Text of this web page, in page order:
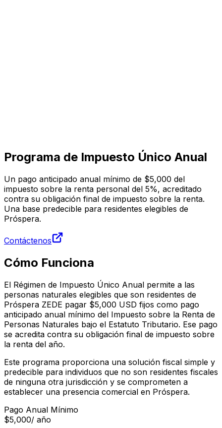
Programa de Impuesto Único Anual
Un pago anticipado anual mínimo de $5,000 del
impuesto sobre la renta personal del 5%, acreditado
contra su obligación final de impuesto sobre la renta.
Una base predecible para residentes elegibles de
Próspera.
Contáctenos
Cómo Funciona
El Régimen de Impuesto Único Anual permite a las
personas naturales elegibles que son residentes de
Próspera ZEDE pagar $5,000 USD fijos como pago
anticipado anual mínimo del Impuesto sobre la Renta de
Personas Naturales bajo el Estatuto Tributario. Ese pago
se acredita contra su obligación final de impuesto sobre
la renta del año.
Este programa proporciona una solución fiscal simple y
predecible para individuos que no son residentes fiscales
de ninguna otra jurisdicción y se comprometen a
establecer una presencia comercial en Próspera.
Pago Anual Mínimo
$5,000/ año